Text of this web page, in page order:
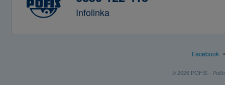
Infolinka
Facebook
© 2026 POFIS -